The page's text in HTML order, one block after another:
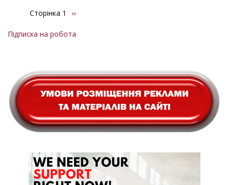
Розбивка
сторінки
Сторінка 1
Наступна
››
Підписка на робота